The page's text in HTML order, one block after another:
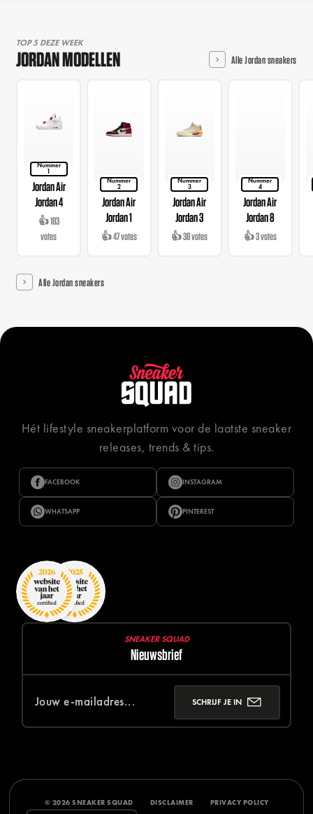
TOP 5 DEZE WEEK
JORDAN MODELLEN Alle Jordan sneakers
Nummer
1
Jordan Air
Jordan 4
👍 183
votes
Nummer
2
Jordan Air
Jordan 1
👍 47 votes
Nummer
3
Jordan Air
Jordan 3
👍 38 votes
Nummer
4
Jordan Air
Jordan 8
👍 3 votes
Alle Jordan sneakers
Hét lifestyle sneakerplatform voor de laatste sneaker
releases, trends & tips.
FACEBOOK INSTAGRAM
WHATSAPP PINTEREST
SNEAKER SQUAD
Nieuwsbrief
SCHRIJF JE IN
© 2026 SNEAKER SQUAD DISCLAIMER PRIVACY POLICY